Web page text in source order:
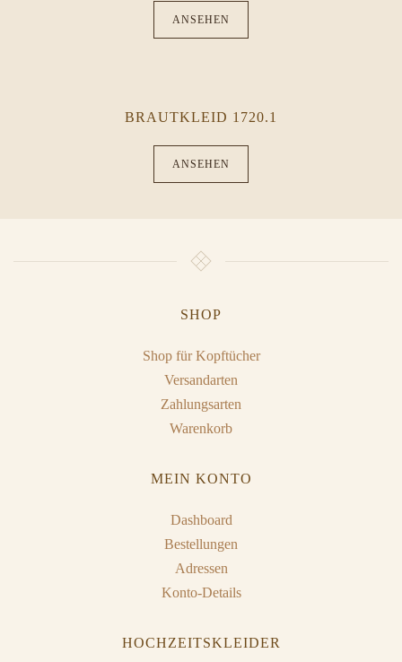
ANSEHEN
BRAUTKLEID 1720.1
ANSEHEN
SHOP
Shop für Kopftücher
Versandarten
Zahlungsarten
Warenkorb
MEIN KONTO
Dashboard
Bestellungen
Adressen
Konto-Details
HOCHZEITSKLEIDER